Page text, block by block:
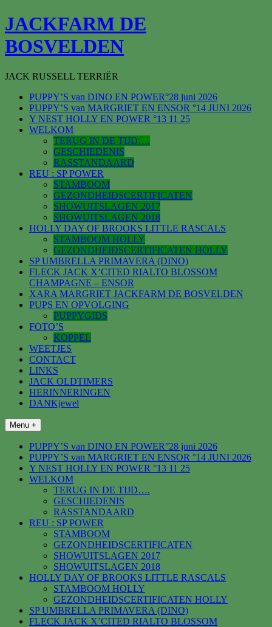
Spring
naar
inhoud
JACKFARM DE
BOSVELDEN
JACK RUSSELL TERRIËR
PUPPY’S van DINO EN POWER°28 juni 2026
PUPPY’S van MARGRIET EN ENSOR °14 JUNI 2026
Y NEST HOLLY EN POWER °13 11 25
WELKOM
TERUG IN DE TIJD….
GESCHIEDENIS
RASSTANDAARD
REU : SP POWER
STAMBOOM
GEZONDHEIDSCERTIFICATEN
SHOWUITSLAGEN 2017
SHOWUITSLAGEN 2018
HOLLY DAY OF BROOKS LITTLE RASCALS
STAMBOOM HOLLY
GEZONDHEIDSCERTIFICATEN HOLLY
SP UMBRELLA PRIMAVERA (DINO)
FLECK JACK X’CITED RIALTO BLOSSOM
CHAMPAGNE – ENSOR
XARA MARGRIET JACKFARM DE BOSVELDEN
PUPS EN OPVOLGING
PUPPYGIDS
FOTO’S
KOPPEL
WEETJES
CONTACT
LINKS
JACK OLDTIMERS
HERINNERINGEN
DANKjewel
Menu +
PUPPY’S van DINO EN POWER°28 juni 2026
PUPPY’S van MARGRIET EN ENSOR °14 JUNI 2026
Y NEST HOLLY EN POWER °13 11 25
WELKOM
TERUG IN DE TIJD….
GESCHIEDENIS
RASSTANDAARD
REU : SP POWER
STAMBOOM
GEZONDHEIDSCERTIFICATEN
SHOWUITSLAGEN 2017
SHOWUITSLAGEN 2018
HOLLY DAY OF BROOKS LITTLE RASCALS
STAMBOOM HOLLY
GEZONDHEIDSCERTIFICATEN HOLLY
SP UMBRELLA PRIMAVERA (DINO)
FLECK JACK X’CITED RIALTO BLOSSOM